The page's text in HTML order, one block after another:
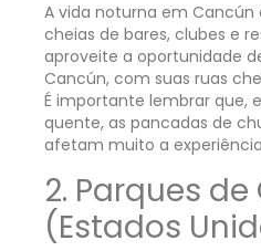
A vida noturna em
cheias de bares, clubes e
aproveite a oportunidade
Cancún, com suas ruas
É importante lembrar que,
quente, as pancadas de
afetam muito a
2. Parques
(Estados